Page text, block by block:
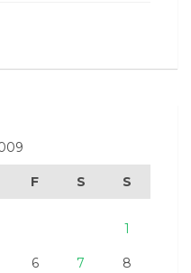
F S S
1
6 7 8